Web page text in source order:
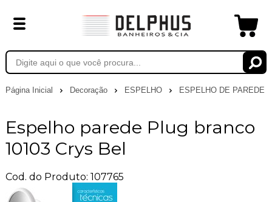
Página Inicial Decoração ESPELHO ESPELHO DE PAREDE
Espelho parede Plug branco
10103 Crys Bel
Cod. do Produto: 107765